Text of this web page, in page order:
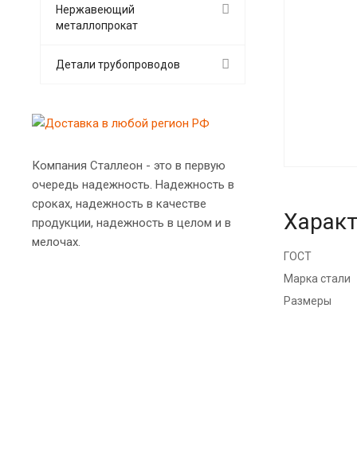
ГОСТ
Марка стали
Размеры
Нержавеющий
металлопрокат
Детали трубопроводов
Компания Сталлеон - это в первую
очередь надежность. Надежность в
сроках, надежность в качестве
продукции, надежность в целом и в
мелочах.